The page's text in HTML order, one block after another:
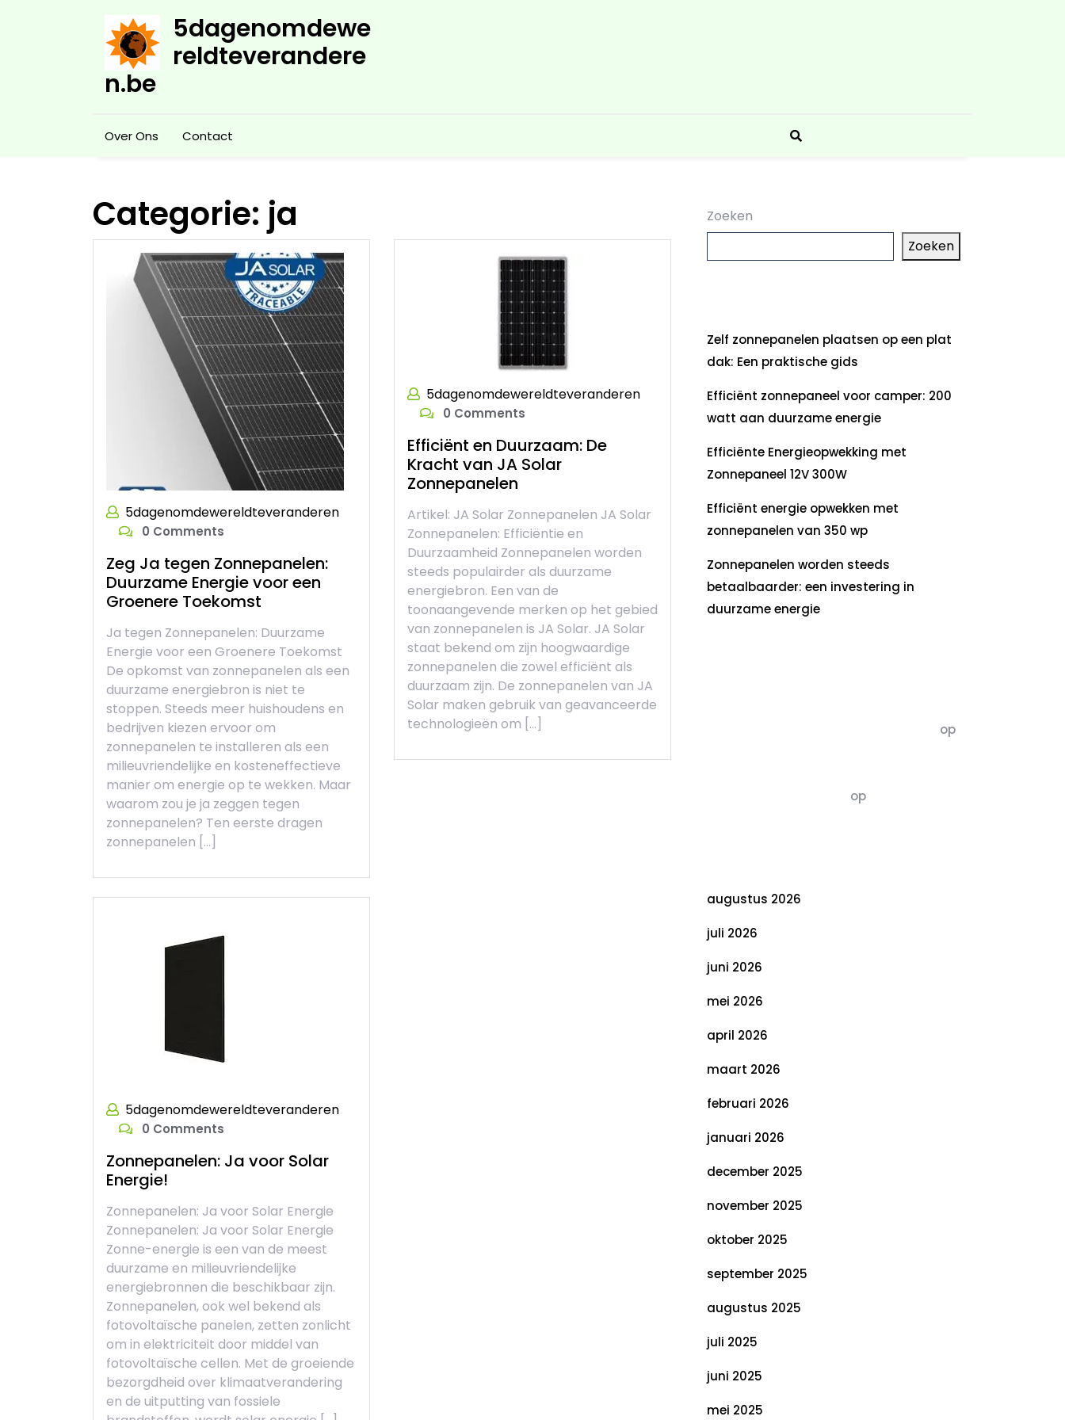
5dagenomdewe
reldteverandere
n.be
Over Ons Contact
Categorie: ja
5dagenomdewereldteveranderen
0 Comments
Zeg Ja tegen Zonnepanelen:
Duurzame Energie voor een
Groenere Toekomst
Ja tegen Zonnepanelen: Duurzame
Energie voor een Groenere Toekomst
De opkomst van zonnepanelen als een
duurzame energiebron is niet te
stoppen. Steeds meer huishoudens en
bedrijven kiezen ervoor om
zonnepanelen te installeren als een
milieuvriendelijke en kosteneffectieve
manier om energie op te wekken. Maar
waarom zou je ja zeggen tegen
zonnepanelen? Ten eerste dragen
zonnepanelen […]
5dagenomdewereldteveranderen
0 Comments
Efficiënt en Duurzaam: De
Kracht van JA Solar
Zonnepanelen
Artikel: JA Solar Zonnepanelen JA Solar
Zonnepanelen: Efficiëntie en
Duurzaamheid Zonnepanelen worden
steeds populairder als duurzame
energiebron. Een van de
toonaangevende merken op het gebied
van zonnepanelen is JA Solar. JA Solar
staat bekend om zijn hoogwaardige
zonnepanelen die zowel efficiënt als
duurzaam zijn. De zonnepanelen van JA
Solar maken gebruik van geavanceerde
technologieën om […]
5dagenomdewereldteveranderen
0 Comments
Zonnepanelen: Ja voor Solar
Energie!
Zonnepanelen: Ja voor Solar Energie
Zonnepanelen: Ja voor Solar Energie
Zonne-energie is een van de meest
duurzame en milieuvriendelijke
energiebronnen die beschikbaar zijn.
Zonnepanelen, ook wel bekend als
fotovoltaïsche panelen, zetten zonlicht
om in elektriciteit door middel van
fotovoltaïsche cellen. Met de groeiende
bezorgdheid over klimaatverandering
en de uitputting van fossiele
Zoeken
Zoeken
Zelf zonnepanelen plaatsen op een plat
dak: Een praktische gids
Efficiënt zonnepaneel voor camper: 200
watt aan duurzame energie
Efficiënte Energieopwekking met
Zonnepaneel 12V 300W
Efficiënt energie opwekken met
zonnepanelen van 350 wp
Zonnepanelen worden steeds
betaalbaarder: een investering in
duurzame energie
op
op
augustus 2026
juli 2026
juni 2026
mei 2026
april 2026
maart 2026
februari 2026
januari 2026
december 2025
november 2025
oktober 2025
september 2025
augustus 2025
juli 2025
juni 2025
mei 2025